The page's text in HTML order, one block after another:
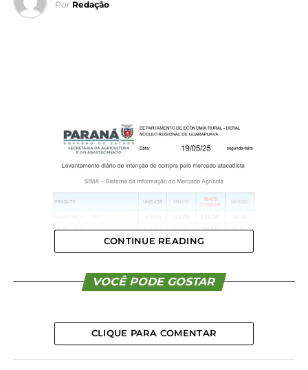
Por Redação
CONTINUE READING
VOCÊ PODE GOSTAR
CLIQUE PARA COMENTAR